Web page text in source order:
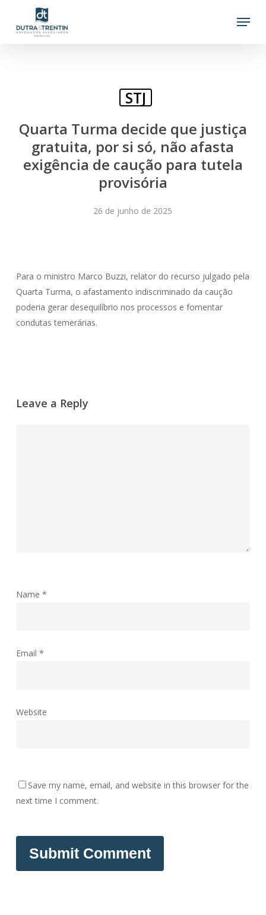
Menu
STJ
Quarta Turma decide que justiça
gratuita, por si só, não afasta
exigência de caução para tutela
provisória
26 de junho de 2025
Para o ministro Marco Buzzi, relator do recurso julgado pela
Quarta Turma, o afastamento indiscriminado da caução
poderia gerar desequilíbrio nos processos e fomentar
condutas temerárias.
Leave a Reply
Name *
Email *
Website
Save my name, email, and website in this browser for the
next time I comment.